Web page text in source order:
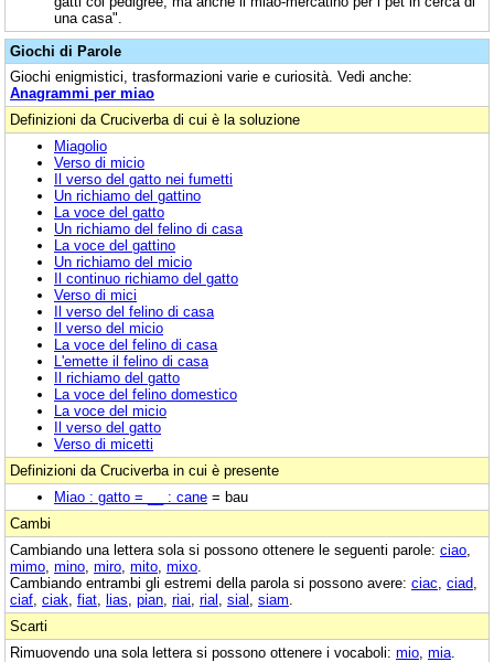
una casa".
Giochi di Parole
Giochi enigmistici, trasformazioni varie e curiosità. Vedi anche:
Anagrammi per miao
Definizioni da Cruciverba di cui è la soluzione
Miagolio
Verso di micio
Il verso del gatto nei fumetti
Un richiamo del gattino
La voce del gatto
Un richiamo del felino di casa
La voce del gattino
Un richiamo del micio
Il continuo richiamo del gatto
Verso di mici
Il verso del felino di casa
Il verso del micio
La voce del felino di casa
L'emette il felino di casa
Il richiamo del gatto
La voce del felino domestico
La voce del micio
Il verso del gatto
Verso di micetti
Definizioni da Cruciverba in cui è presente
Miao : gatto = __ : cane = bau
Cambi
Cambiando una lettera sola si possono ottenere le seguenti parole: ciao
mimo mino miro mito mixo
Cambiando entrambi gli estremi della parola si possono avere: ciac ciad
ciaf ciak fiat lias pian riai rial sial siam
Scarti
Rimuovendo una sola lettera si possono ottenere i vocaboli: mio mia